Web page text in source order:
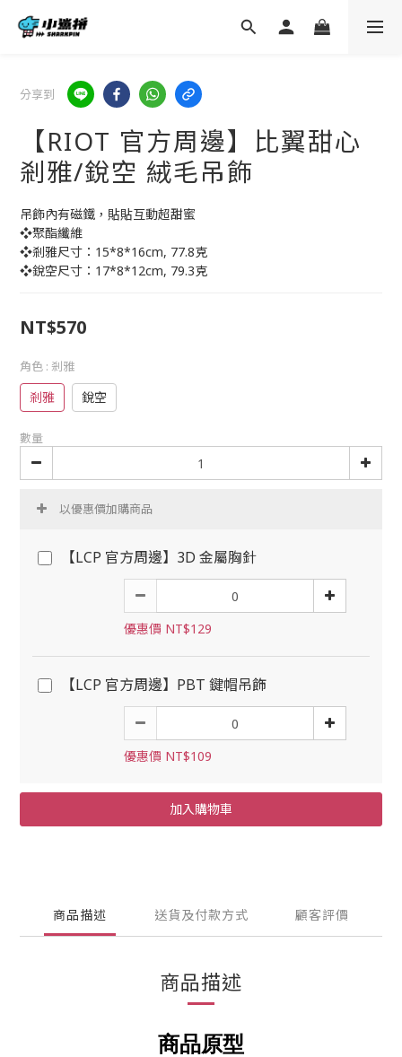
分享到
【RIOT 官方周邊】比翼甜心
剎雅/銳空 絨毛吊飾
吊飾內有磁鐵，貼貼互動超甜蜜
❖聚酯纖維
❖剎雅尺寸：15*8*16cm, 77.8克
❖銳空尺寸：17*8*12cm, 79.3克
NT$570
角色 : 剎雅
剎雅 銳空
數量
以優惠價加購商品
【LCP 官方周邊】3D 金屬胸針
優惠價 NT$129
【LCP 官方周邊】PBT 鍵帽吊飾
優惠價 NT$109
加入購物車
商品描述 送貨及付款方式 顧客評價
商品描述
商品原型